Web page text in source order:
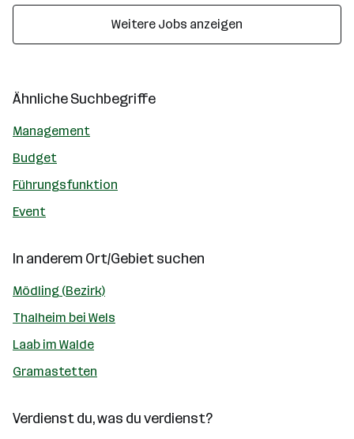
Weitere Jobs anzeigen
Ähnliche Suchbegriffe
Management
Budget
Führungsfunktion
Event
In anderem Ort/Gebiet suchen
Mödling (Bezirk)
Thalheim bei Wels
Laab im Walde
Gramastetten
Verdienst du, was du verdienst?